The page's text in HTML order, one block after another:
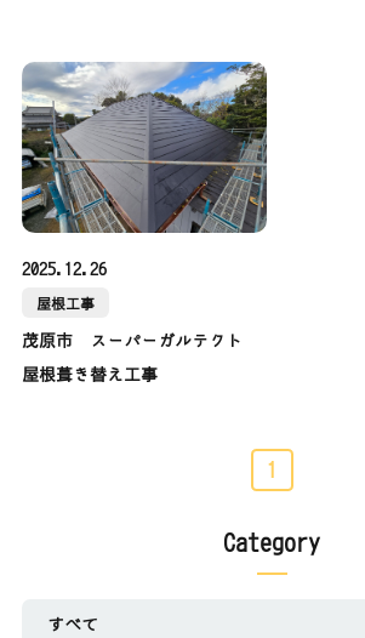
2025.12.26
屋根工事
茂原市 スーパーガルテクト
屋根葺き替え工事
1
Category
すべて